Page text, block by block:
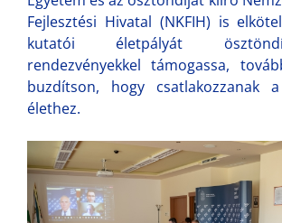
Fejlesztési Hivatal (NKFIH) is
kutatói életpályát
rendezvényekkel támogassa,
buzdítson, hogy csatlakozzanak
élethez.